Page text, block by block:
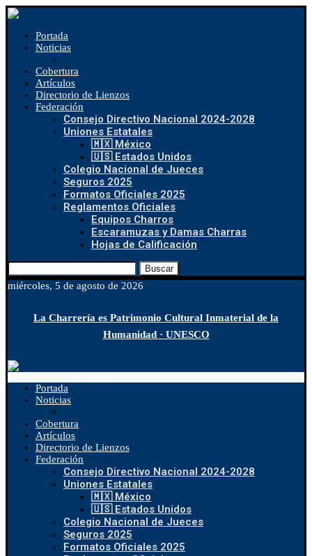
Portada
Noticias
Cobertura
Artículos
Directorio de Lienzos
Federación
Consejo Directivo Nacional 2024-2028
Uniones Estatales
🇲🇽 México
🇺🇸 Estados Unidos
Colegio Nacional de Jueces
Seguros 2025
Formatos Oficiales 2025
Reglamentos Oficiales
Equipos Charros
Escaramuzas y Damas Charras
Hojas de Calificación
Buscar
miércoles, 5 de agosto de 2026
La Charrería es Patrimonio Cultural Inmaterial de la
Humanidad · UNESCO
Portada
Noticias
Cobertura
Artículos
Directorio de Lienzos
Federación
Consejo Directivo Nacional 2024-2028
Uniones Estatales
🇲🇽 México
🇺🇸 Estados Unidos
Colegio Nacional de Jueces
Seguros 2025
Formatos Oficiales 2025